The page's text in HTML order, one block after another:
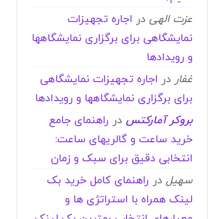
عزت الهی در اجاره تجهیزات
نمایشگاهی برای برگزاری نمایشگاهها
و رویدادها
غفار در اجاره تجهیزات نمایشگاهی
برای برگزاری نمایشگاهها و رویدادها
بروکر آمارکتس در راهنمای جامع
خرید ساعت و گالریهای ساعت:
انتخابی دقیق برای سبک و زمان
سهیلدر راهنمای کامل خرید بک
لینک همراه با استراتژی ها و